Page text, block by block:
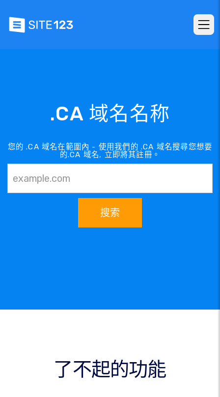
.CA 域名名称
您的 .CA 域名在範圍內 - 使用我們的 .CA 域名搜尋您想要
的.CA 域名, 立即將其註冊。
搜索
了不起的功能